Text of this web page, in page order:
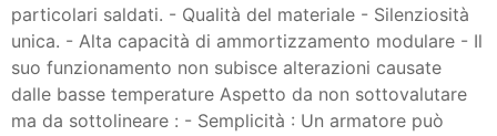
particolari saldati. - Qualità del materiale - Silenziosità
unica. - Alta capacità di ammortizzamento modulare - Il
suo funzionamento non subisce alterazioni causate
dalle basse temperature Aspetto da non sottovalutare
ma da sottolineare : - Semplicità : Un armatore può